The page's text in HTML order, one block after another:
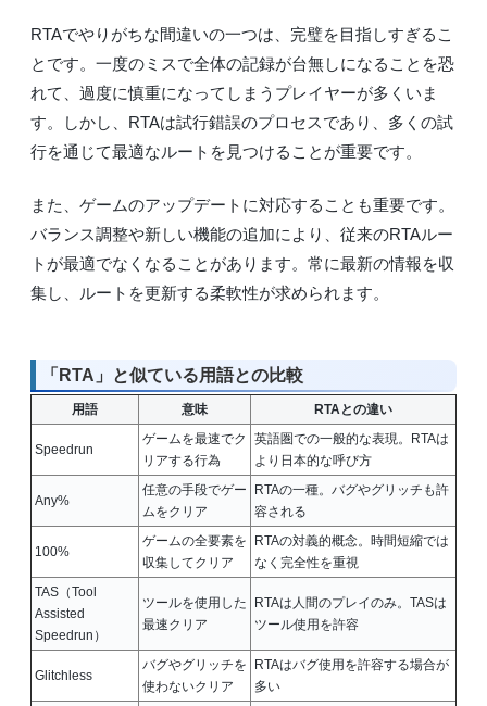
RTAでやりがちな間違いの一つは、完璧を目指しすぎるこ
とです。一度のミスで全体の記録が台無しになることを恐
れて、過度に慎重になってしまうプレイヤーが多くいま
す。しかし、RTAは試行錯誤のプロセスであり、多くの試
行を通じて最適なルートを見つけることが重要です。
また、ゲームのアップデートに対応することも重要です。
バランス調整や新しい機能の追加により、従来のRTAルー
トが最適でなくなることがあります。常に最新の情報を収
集し、ルートを更新する柔軟性が求められます。
「RTA」と似ている用語との比較
用語 意味 RTAとの違い
Speedrun
ゲームを最速でク
リアする行為
英語圏での一般的な表現。RTAは
より日本的な呼び方
Any%
任意の手段でゲー
ムをクリア
RTAの一種。バグやグリッチも許
容される
100%
ゲームの全要素を
収集してクリア
RTAの対義的概念。時間短縮では
なく完全性を重視
TAS（Tool
Assisted
Speedrun）
ツールを使用した
最速クリア
RTAは人間のプレイのみ。TASは
ツール使用を許容
Glitchless
バグやグリッチを
使わないクリア
RTAはバグ使用を許容する場合が
多い